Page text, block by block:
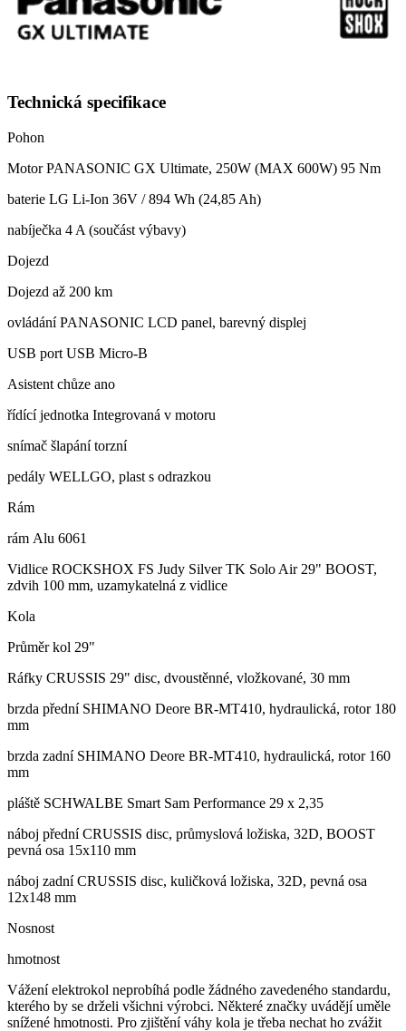
Technická specifikace
Pohon
Motor PANASONIC GX Ultimate, 250W (MAX 600W) 95 Nm
baterie LG Li-Ion 36V / 894 Wh (24,85 Ah)
nabíječka 4 A (součást výbavy)
Dojezd
Dojezd až 200 km
ovládání PANASONIC LCD panel, barevný displej
USB port USB Micro-B
Asistent chůze ano
řídící jednotka Integrovaná v motoru
snímač šlapání torzní
pedály WELLGO, plast s odrazkou
Rám
rám Alu 6061
Vidlice ROCKSHOX FS Judy Silver TK Solo Air 29" BOOST,
zdvih 100 mm, uzamykatelná z vidlice
Kola
Průměr kol 29"
Ráfky CRUSSIS 29" disc, dvoustěnné, vložkované, 30 mm
brzda přední SHIMANO Deore BR-MT410, hydraulická, rotor 180
mm
brzda zadní SHIMANO Deore BR-MT410, hydraulická, rotor 160
mm
pláště SCHWALBE Smart Sam Performance 29 x 2,35
náboj přední CRUSSIS disc, průmyslová ložiska, 32D, BOOST
pevná osa 15x110 mm
náboj zadní CRUSSIS disc, kuličková ložiska, 32D, pevná osa
12x148 mm
Nosnost
hmotnost
Vážení elektrokol neprobíhá podle žádného zavedeného standardu,
kterého by se drželi všichni výrobci. Některé značky uvádějí uměle
snížené hmotnosti. Pro zjištění váhy kola je třeba nechat ho zvážit